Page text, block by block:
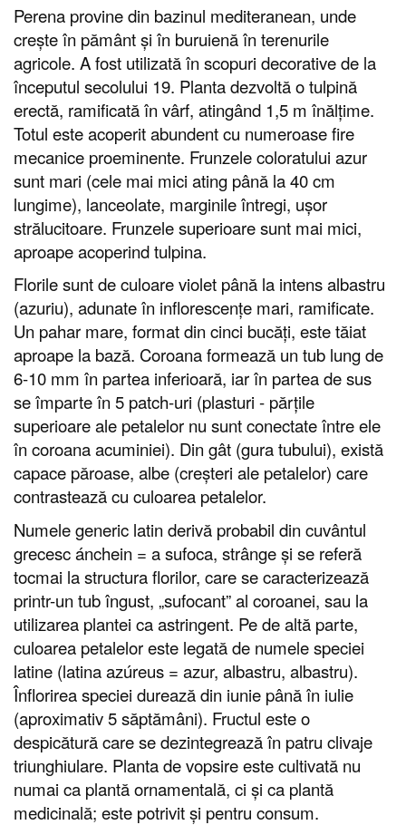
Perena provine din bazinul mediteranean, unde
crește în pământ și în buruienă în terenurile
agricole. A fost utilizată în scopuri decorative de la
începutul secolului 19. Planta dezvoltă o tulpină
erectă, ramificată în vârf, atingând 1,5 m înălțime.
Totul este acoperit abundent cu numeroase fire
mecanice proeminente. Frunzele coloratului azur
sunt mari (cele mai mici ating până la 40 cm
lungime), lanceolate, marginile întregi, ușor
strălucitoare. Frunzele superioare sunt mai mici,
aproape acoperind tulpina.
Florile sunt de culoare violet până la intens albastru
(azuriu), adunate în inflorescențe mari, ramificate.
Un pahar mare, format din cinci bucăți, este tăiat
aproape la bază. Coroana formează un tub lung de
6-10 mm în partea inferioară, iar în partea de sus
se împarte în 5 patch-uri (plasturi - părțile
superioare ale petalelor nu sunt conectate între ele
în coroana acuminiei). Din gât (gura tubului), există
capace păroase, albe (creșteri ale petalelor) care
contrastează cu culoarea petalelor.
Numele generic latin derivă probabil din cuvântul
grecesc ánchein = a sufoca, strânge și se referă
tocmai la structura florilor, care se caracterizează
printr-un tub îngust, „sufocant” al coroanei, sau la
utilizarea plantei ca astringent. Pe de altă parte,
culoarea petalelor este legată de numele speciei
latine (latina azúreus = azur, albastru, albastru).
Înflorirea speciei durează din iunie până în iulie
(aproximativ 5 săptămâni). Fructul este o
despicătură care se dezintegrează în patru clivaje
triunghiulare. Planta de vopsire este cultivată nu
numai ca plantă ornamentală, ci și ca plantă
medicinală; este potrivit și pentru consum.